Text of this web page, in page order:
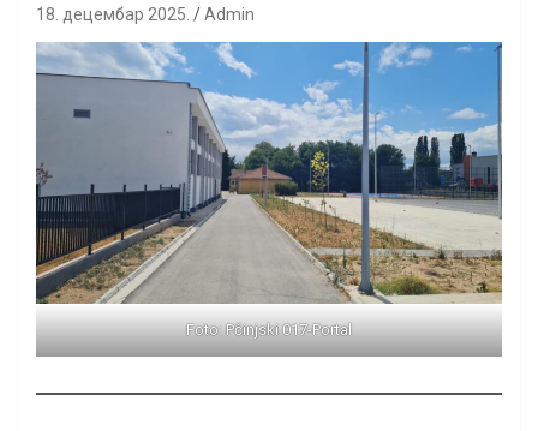
18. децембар 2025. Admin
Foto: Pčinjski 017-Portal